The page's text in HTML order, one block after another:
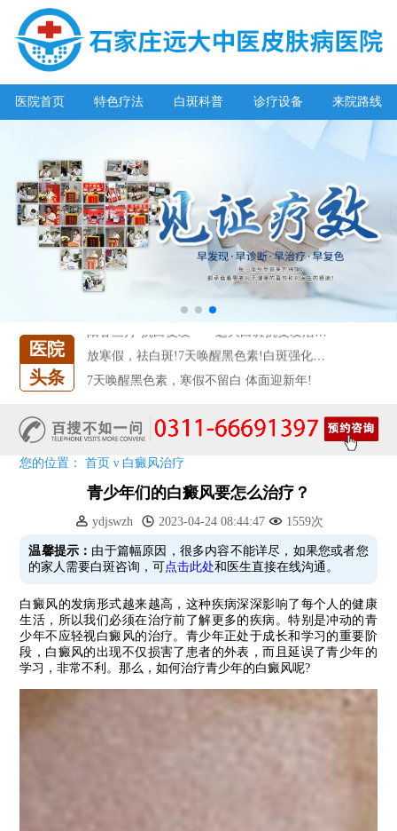
医院首页 特色疗法 白斑科普 诊疗设备 来院路线
医院
头条
恭贺伍德镜检查系统成功落户!暑期超强福利点击领取!
【世界白癜风日】白斑0元普查，更有多重福利千万别错过!
欢乐六一 “粽”享端午——彩绘童画世界 留住美丽瞬间
五一关爱全民皮肤健康，到院领取价值2240元白斑诊疗金!
放寒假，祛白斑!7天唤醒黑色素!白斑强化诊疗进行中!
7天唤醒黑色素，寒假不留白 体面迎新年!
恭贺伍德镜检查系统成功落户!暑期超强福利点击领取!
您的位置：首页 ν 白癜风治疗
青少年们的白癜风要怎么治疗？
ydjswzh 2023-04-24 08:44:47 1559次
温馨提示： 由于篇幅原因，很多内容不能详尽，如果您或者您
的家人需要白斑咨询，可点击此处和医生直接在线沟通。
白癜风的发病形式越来越高，这种疾病深深影响了每个人的健康
生活，所以我们必须在治疗前了解更多的疾病。特别是冲动的青
少年不应轻视白癜风的治疗。青少年正处于成长和学习的重要阶
段，白癜风的出现不仅损害了患者的外表，而且延误了青少年的
学习，非常不利。那么，如何治疗青少年的白癜风呢?